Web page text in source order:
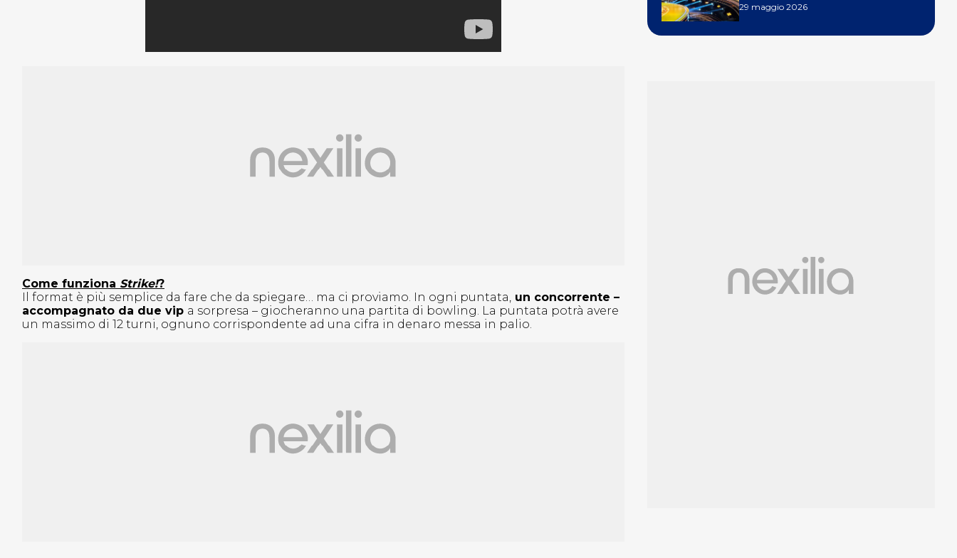
Come funziona Strike!?
Il format è più semplice da fare che da spiegare… ma ci proviamo. In ogni puntata, un concorrente –
accompagnato da due vip a sorpresa – giocheranno una partita di bowling. La puntata potrà avere
un massimo di 12 turni, ognuno corrispondente ad una cifra in denaro messa in palio.
29 maggio 2026